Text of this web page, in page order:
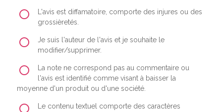
L'avis est diffamatoire, comporte des injures ou des
grossièretés.
Je suis l'auteur de l'avis et je souhaite le
modifier/supprimer.
La note ne correspond pas au commentaire ou
l'avis est identifié comme visant à baisser la
moyenne d'un produit ou d'une société.
Le contenu textuel comporte des caractères